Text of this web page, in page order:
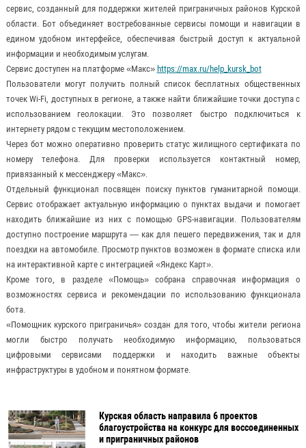
сервис, созданный для поддержки жителей приграничных районов Курской
области. Бот объединяет востребованные сервисы помощи и навигации в
едином удобном интерфейсе, обеспечивая быстрый доступ к актуальной
информации и необходимым услугам.
Сервис доступен на платформе «Mакс» https://max.ru/help_kursk_bot
Пользователи могут получить полный список бесплатных общественных
точек Wi-Fi, доступных в регионе, а также найти ближайшие точки доступа с
использованием геолокации. Это позволяет быстро подключиться к
интернету рядом с текущим местоположением.
Через бот можно оперативно проверить статус жилищного сертификата по
номеру телефона. Для проверки используется контактный номер,
привязанный к мессенджеру «Mакс».
Отдельный функционал посвящен поиску пунктов гуманитарной помощи.
Сервис отображает актуальную информацию о пунктах выдачи и помогает
находить ближайшие из них с помощью GPS-навигации. Пользователям
доступно построение маршрута — как для пешего передвижения, так и для
поездки на автомобиле. Просмотр пунктов возможен в формате списка или
на интерактивной карте с интеграцией «Яндекс Карт».
Кроме того, в разделе «Помощь» собрана справочная информация о
возможностях сервиса и рекомендации по использованию функционала
бота.
«Помощник курского приграничья» создан для того, чтобы жители региона
могли быстро получать необходимую информацию, пользоваться
цифровыми сервисами поддержки и находить важные объекты
инфраструктуры в удобном и понятном формате.
Курская область направила 6 проектов
благоустройства на конкурс для воссоединенных
и приграничных районов